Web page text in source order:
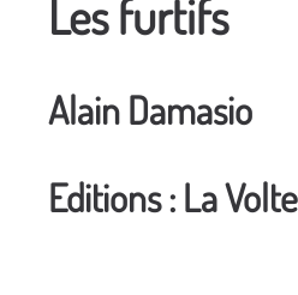
Les furtifs
Alain Damasio
Editions : La